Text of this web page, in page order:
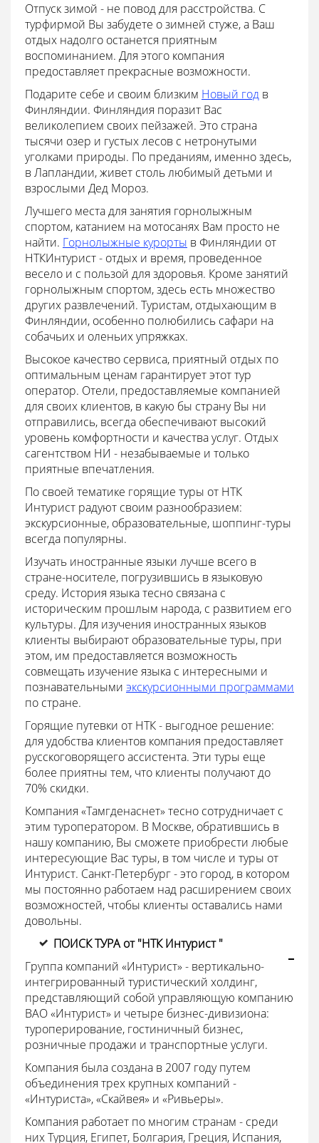
Отпуск зимой - не повод для расстройства. С
турфирмой Вы забудете о зимней стуже, а Ваш
отдых надолго останется приятным
воспоминанием. Для этого компания
предоставляет прекрасные возможности.
Подарите себе и своим близким Новый год в
Финляндии. Финляндия поразит Вас
великолепием своих пейзажей. Это страна
тысячи озер и густых лесов с нетронутыми
уголками природы. По преданиям, именно здесь,
в Лапландии, живет столь любимый детьми и
взрослыми Дед Мороз.
Лучшего места для занятия горнолыжным
спортом, катанием на мотосанях Вам просто не
найти. Горнолыжные курорты в Финляндии от
НТКИнтурист - отдых и время, проведенное
весело и с пользой для здоровья. Кроме занятий
горнолыжным спортом, здесь есть множество
других развлечений. Туристам, отдыхающим в
Финляндии, особенно полюбились сафари на
собачьих и оленьих упряжках.
Высокое качество сервиса, приятный отдых по
оптимальным ценам гарантирует этот тур
оператор. Отели, предоставляемые компанией
для своих клиентов, в какую бы страну Вы ни
отправились, всегда обеспечивают высокий
уровень комфортности и качества услуг. Отдых
сагентством НИ - незабываемые и только
приятные впечатления.
По своей тематике горящие туры от НТК
Интурист радуют своим разнообразием:
экскурсионные, образовательные, шоппинг-туры
всегда популярны.
Изучать иностранные языки лучше всего в
стране-носителе, погрузившись в языковую
среду. История языка тесно связана с
историческим прошлым народа, с развитием его
культуры. Для изучения иностранных языков
клиенты выбирают образовательные туры, при
этом, им предоставляется возможность
совмещать изучение языка с интересными и
познавательными экскурсионными программами
по стране.
Горящие путевки от НТК - выгодное решение:
для удобства клиентов компания предоставляет
русскоговорящего ассистента. Эти туры еще
более приятны тем, что клиенты получают до
70% скидки.
Компания «Тамгденаснет» тесно сотрудничает с
этим туроператором. В Москве, обратившись в
нашу компанию, Вы сможете приобрести любые
интересующие Вас туры, в том числе и туры от
Интурист. Санкт-Петербург - это город, в котором
мы постоянно работаем над расширением своих
возможностей, чтобы клиенты оставались нами
довольны.
ПОИСК ТУРА от "НТК Интурист "
Группа компаний «Интурист» - вертикально-
интегрированный туристический холдинг,
представляющий собой управляющую компанию
ВАО «Интурист» и четыре бизнес-дивизиона:
туроперирование, гостиничный бизнес,
розничные продажи и транспортные услуги.
Компания была создана в 2007 году путем
объединения трех крупных компаний -
«Интуриста», «Скайвея» и «Ривьеры».
Компания работает по многим странам - среди
них Турция, Египет, Болгария, Греция, Испания,